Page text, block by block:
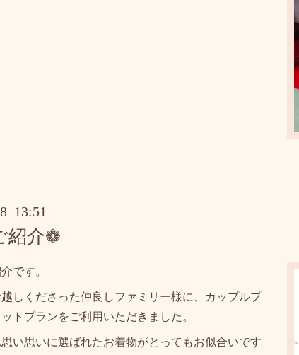
13:51
紹介❁
です。
しくださった仲良しファミリー様に、カップルプ
トプランをご利用いただきました。
い思いに選ばれたお着物がとってもお似合いです